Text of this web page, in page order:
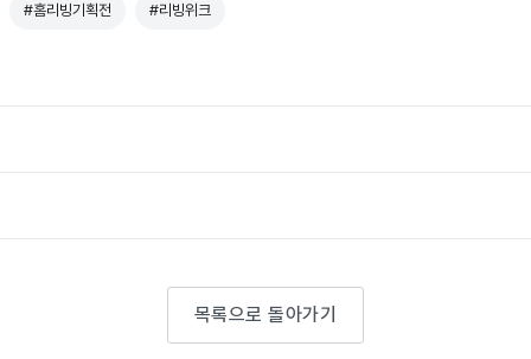
#홈리빙기획전 #리빙위크
목록으로 돌아가기